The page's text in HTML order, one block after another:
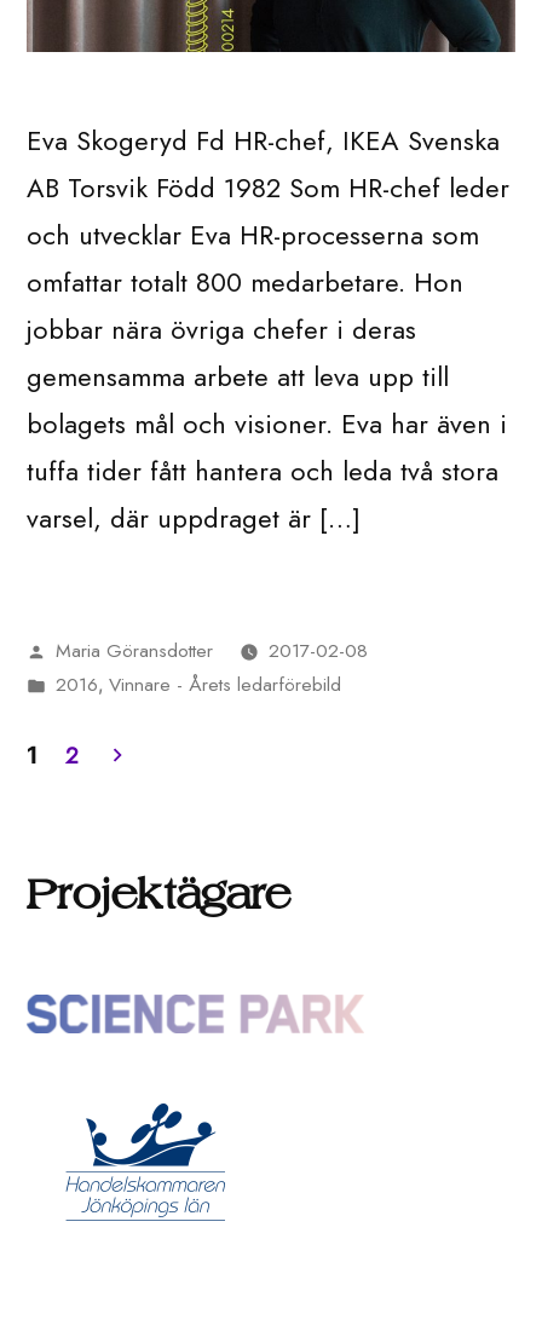
Eva Skogeryd Fd HR-chef, IKEA Svenska
AB Torsvik Född 1982 Som HR-chef leder
och utvecklar Eva HR-processerna som
omfattar totalt 800 medarbetare. Hon
jobbar nära övriga chefer i deras
gemensamma arbete att leva upp till
bolagets mål och visioner. Eva har även i
tuffa tider fått hantera och leda två stora
varsel, där uppdraget är […]
Publicerat
av
Maria Göransdotter 2017-02-08
Publicerat
2016, Vinnare - Årets ledarförebild
inlägg
1 2
Projektägare